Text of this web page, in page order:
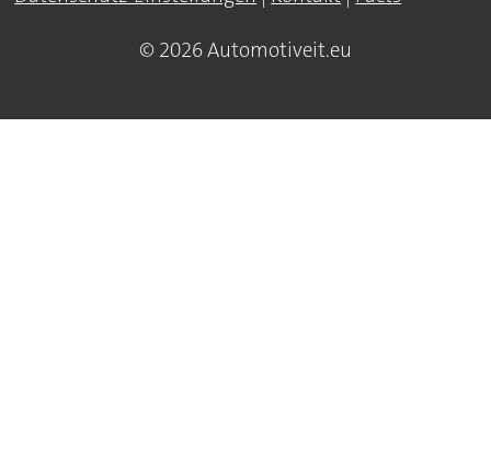
© 2026 Automotiveit.eu